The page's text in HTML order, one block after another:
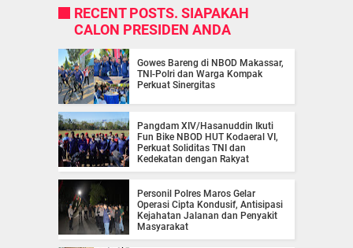
RECENT POSTS. SIAPAKAH
CALON PRESIDEN ANDA
Gowes Bareng di NBOD Makassar,
TNI-Polri dan Warga Kompak
Perkuat Sinergitas
Pangdam XIV/Hasanuddin Ikuti
Fun Bike NBOD HUT Kodaeral VI,
Perkuat Soliditas TNI dan
Kedekatan dengan Rakyat
Personil Polres Maros Gelar
Operasi Cipta Kondusif, Antisipasi
Kejahatan Jalanan dan Penyakit
Masyarakat